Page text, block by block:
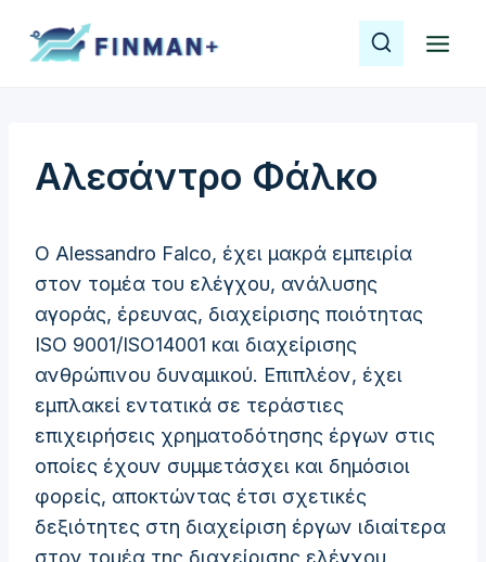
Αλεσάντρο Φάλκο
Ο Alessandro Falco, έχει μακρά εμπειρία
στον τομέα του ελέγχου, ανάλυσης
αγοράς, έρευνας, διαχείρισης ποιότητας
ISO 9001/ISO14001 και διαχείρισης
ανθρώπινου δυναμικού. Επιπλέον, έχει
εμπλακεί εντατικά σε τεράστιες
επιχειρήσεις χρηματοδότησης έργων στις
οποίες έχουν συμμετάσχει και δημόσιοι
φορείς, αποκτώντας έτσι σχετικές
δεξιότητες στη διαχείριση έργων ιδιαίτερα
στον τομέα της διαχείρισης ελέγχου